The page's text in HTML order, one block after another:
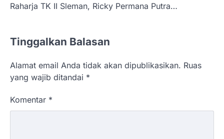
Raharja TK II Sleman, Ricky Permana Putra…
Tinggalkan Balasan
Alamat email Anda tidak akan dipublikasikan. Ruas
yang wajib ditandai *
Komentar *